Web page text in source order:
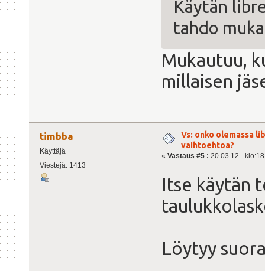
Käytän
tahdo
Mukautuu,
millaisen
timbba
Käyttäjä
Viestejä: 1413
Vs: onko olemassa
vaihtoehtoa?
« Vastaus #5 : 20.03.12 -
Itse käytän
Löytyy